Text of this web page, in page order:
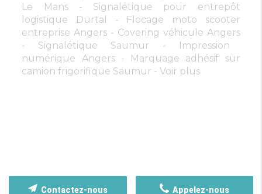
Le Mans
Signalétique pour entrepôt
logistique Durtal
Flocage moto scooter
entreprise Angers
Covering véhicule Angers
Signalétique Saumur
Impression
numérique Angers
Marquage adhésif sur
camion frigorifique Saumur
Voir plus
Appelez-nous
Contactez-nous